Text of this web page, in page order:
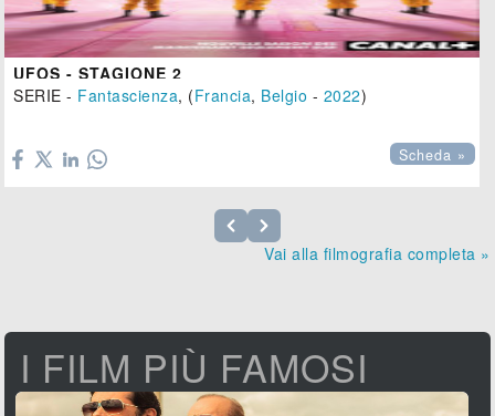
UFOS - STAGIONE 2
SERIE - Fantascienza, (Francia, Belgio - 2022)
Scheda »
Vai alla filmografia completa »
I FILM PIÙ FAMOSI